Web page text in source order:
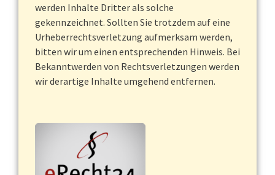
werden Inhalte Dritter als solche
gekennzeichnet. Sollten Sie trotzdem auf eine
Urheberrechtsverletzung aufmerksam werden,
bitten wir um einen entsprechenden Hinweis. Bei
Bekanntwerden von Rechtsverletzungen werden
wir derartige Inhalte umgehend entfernen.